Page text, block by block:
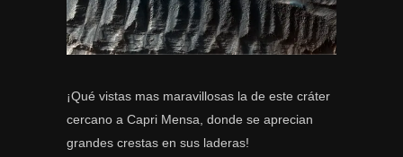
¡Qué vistas mas maravillosas la de este cráter
cercano a Capri Mensa, donde se aprecian
grandes crestas en sus laderas!